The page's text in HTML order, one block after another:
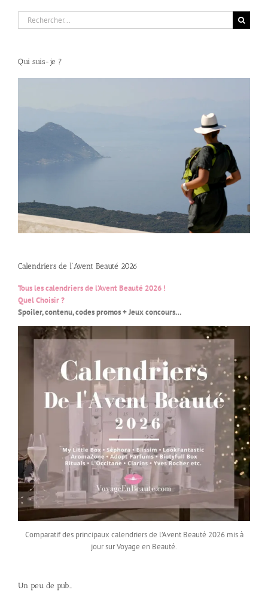
Rechercher:
Qui suis-je ?
Calendriers de l’Avent Beauté 2026
Tous les calendriers de l’Avent Beauté 2026 !
Quel Choisir ?
Spoiler, contenu, codes promos + Jeux concours…
Comparatif des principaux calendriers de l’Avent Beauté 2026 mis à
jour sur Voyage en Beauté.
Un peu de pub…